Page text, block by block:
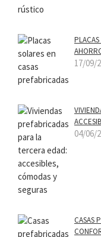
PLACAS
17/09/
04/06/
CASAS